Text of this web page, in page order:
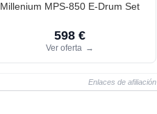
Millenium MPS-850 E-Drum Set
598 €
Ver oferta →
Enlaces de afiliación